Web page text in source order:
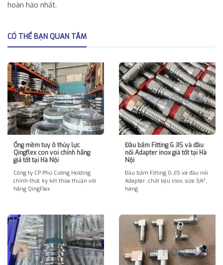
hoàn hảo nhất.
CÓ THỂ BẠN QUAN TÂM
Ống mềm tuy ô thủy lực
Qingflex con voi chính hãng
giá tốt tại Hà Nội
Công ty CP Phú Cường Holding
chính thức ký kết thỏa thuận với
hãng QingFlex
Đầu bấm Fitting G JIS và đầu
nối Adapter inox giá tốt tại Hà
Nội
Đầu bấm Fitting G JIS và đầu nối
Adapter, chất liệu inox, size 3/4″,
hàng